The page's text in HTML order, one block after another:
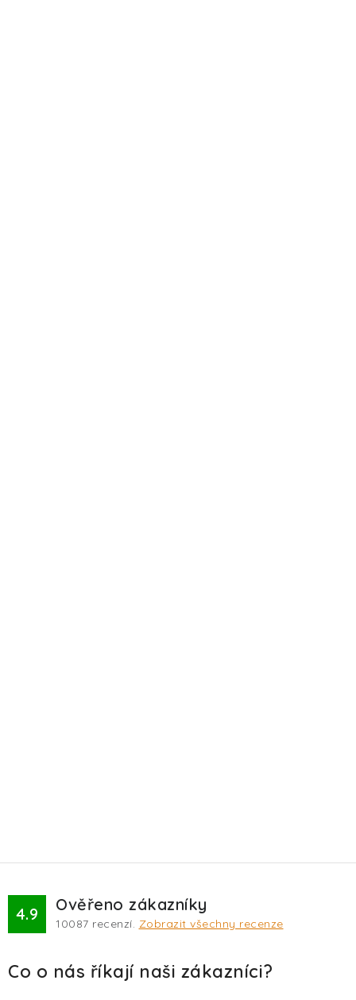
4.9 Ověřeno zákazníky
10087 recenzí. Zobrazit všechny recenze